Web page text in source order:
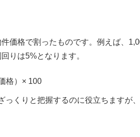
価格で割ったものです。例えば、
りは5%となります。
格）× 100
っくりと把握するのに役立ちますが